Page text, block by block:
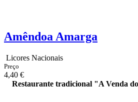
Amêndoa Amarga
Licores Nacionais
Preço
4,40 €
Restaurante tradicional "A Venda